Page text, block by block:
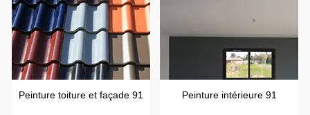
Peinture toiture et façade 91 Peinture intérieure 91